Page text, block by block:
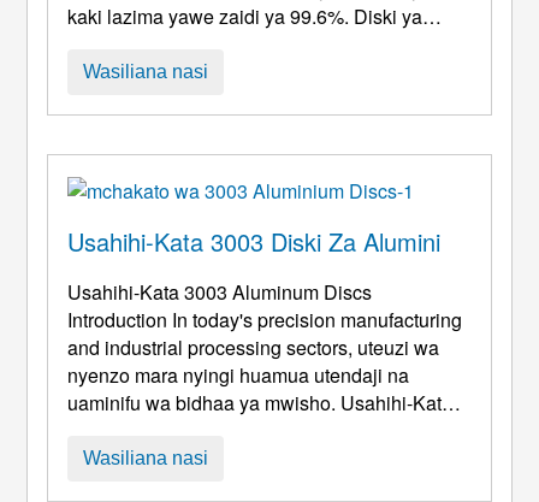
kaki lazima yawe zaidi ya 99.6%. Diski ya
bidhaa za usindikaji wa kina wa karatasi ya
sahani ya pande zote za alumini, diski ya
alumini, na alu ...
Wasiliana nasi
Usahihi-Kata 3003 Diski Za Alumini
Usahihi-Kata 3003Aluminum Discs
Introduction In today's precision manufacturing
and industrial processing sectors, uteuzi wa
nyenzo mara nyingi huamua utendaji na
uaminifu wa bidhaa ya mwisho. Usahihi-Kata
vya chuma vya juu vya utendaji, imekuwa
Wasiliana nasi